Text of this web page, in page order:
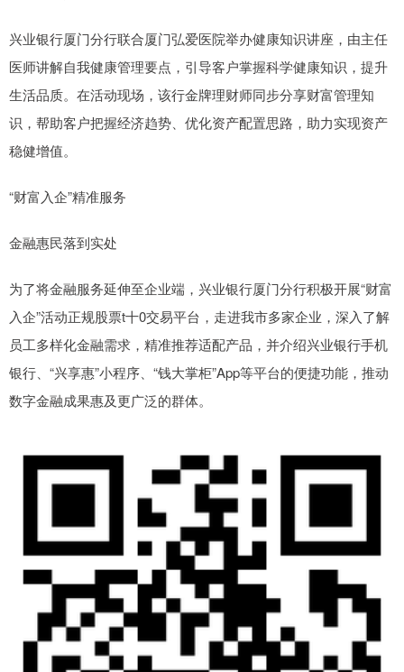
兴业银行厦门分行联合厦门弘爱医院举办健康知识讲座，由主任
医师讲解自我健康管理要点，引导客户掌握科学健康知识，提升
生活品质。在活动现场，该行金牌理财师同步分享财富管理知
识，帮助客户把握经济趋势、优化资产配置思路，助力实现资产
稳健增值。
“财富入企”精准服务
金融惠民落到实处
为了将金融服务延伸至企业端，兴业银行厦门分行积极开展“财富
入企”活动正规股票t十0交易平台，走进我市多家企业，深入了解
员工多样化金融需求，精准推荐适配产品，并介绍兴业银行手机
银行、“兴享惠”小程序、“钱大掌柜”App等平台的便捷功能，推动
数字金融成果惠及更广泛的群体。